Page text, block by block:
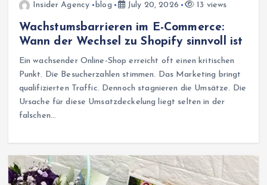
Insider Agency blog July 20, 2026 13 views
Wachstumsbarrieren im E-Commerce:
Wann der Wechsel zu Shopify sinnvoll ist
Ein wachsender Online-Shop erreicht oft einen kritischen
Punkt. Die Besucherzahlen stimmen. Das Marketing bringt
qualifizierten Traffic. Dennoch stagnieren die Umsätze. Die
Ursache für diese Umsatzdeckelung liegt selten in der
falschen…